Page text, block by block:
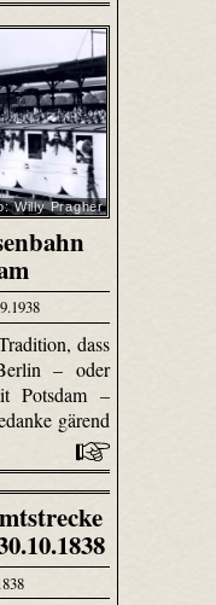
Willy Pragher
dass
– oder
Potsdam –
gärend